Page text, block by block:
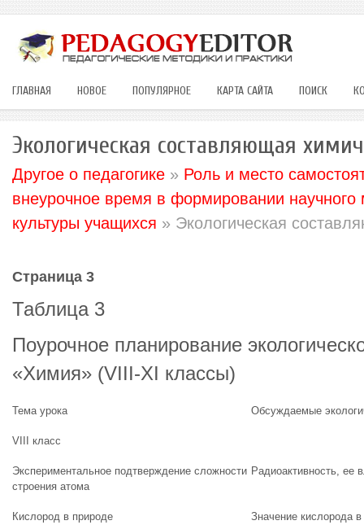
ГЛАВНАЯ НОВОЕ ПОПУЛЯРНОЕ КАРТА САЙТА ПОИСК
Экологическая составляющая
Другое о педагогике » Роль и место
внеурочное время в формировании научного
культуры учащихся » Экологическая
Страница 3
Таблица 3
Поурочное планирование
«Химия» (VIII-XI классы)
Тема урока Обсуждаемые
VIII класс
Экспериментальное подтверждение сложности
строения атома
Радиоактивность, ее
Кислород в природе
Значение кислорода